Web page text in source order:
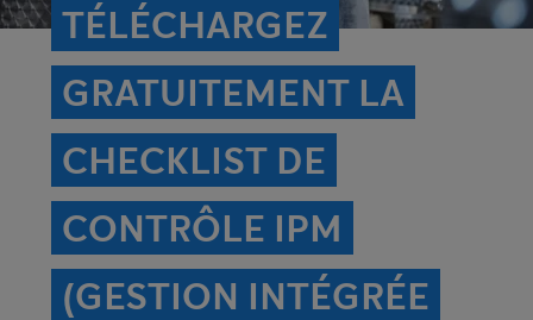
TÉLÉCHARGEZ
GRATUITEMENT LA
CHECKLIST DE
CONTRÔLE IPM
(GESTION INTÉGRÉE